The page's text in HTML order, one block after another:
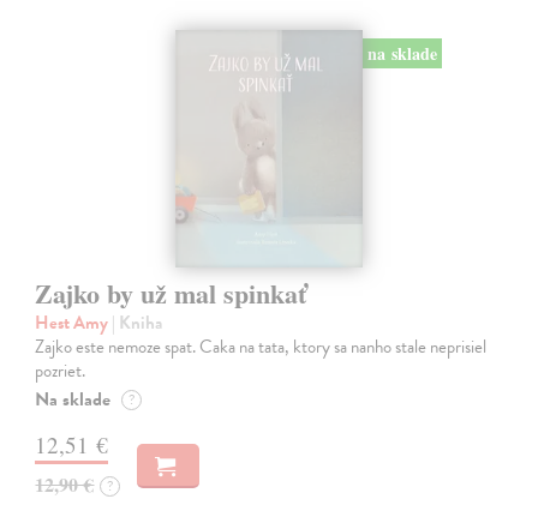
na sklade
Zajko by už mal spinkať
Hest Amy| Kniha
Zajko este nemoze spat. Caka na tata, ktory sa nanho stale neprisiel
pozriet.
Na sklade ?
12,51 €
12,90 € ?